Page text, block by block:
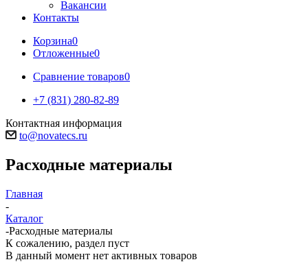
Вакансии
Контакты
Корзина0
Отложенные0
Сравнение товаров0
+7 (831) 280-82-89
Контактная информация
to@novatecs.ru
Расходные материалы
Главная
-
Каталог
-Расходные материалы
К сожалению, раздел пуст
В данный момент нет активных товаров